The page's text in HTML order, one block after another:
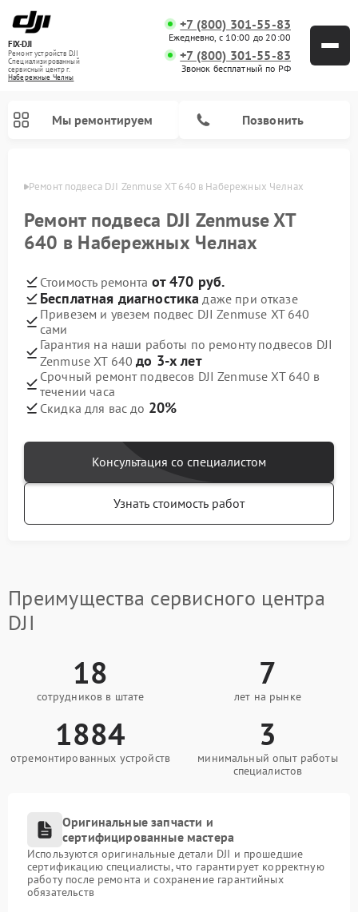
FIX-DJI
Ремонт устройств DJI
Специализированный
cервисный центр г.
Набережные Челны
+7 (800) 301-55-83
Ежедневно, с 10:00 до 20:00
+7 (800) 301-55-83
Звонок бесплатный по РФ
Мы ремонтируем Позвонить
Ремонт подвеса DJI Zenmuse XT 640 в Набережных Челнах
Ремонт подвеса DJI Zenmuse XT
640 в Набережных Челнах
Стоимость ремонта от 470 руб.
Бесплатная диагностика даже при отказе
Привезем и увезем подвес DJI Zenmuse XT 640
сами
Гарантия на наши работы по ремонту подвесов DJI
Zenmuse XT 640до 3-х лет
Срочный ремонт подвесов DJI Zenmuse XT 640 в
течении часа
Скидка для вас до 20%
Консультация со специалистом
Узнать стоимость работ
Преимущества сервисного центра
DJI
18
сотрудников в штате
7
лет на рынке
1884
отремонтированных устройств
3
минимальный опыт работы
специалистов
Оригинальные запчасти и
сертифицированные мастера
Используются оригинальные детали DJI и прошедшие
сертификацию специалисты, что гарантирует корректную
работу после ремонта и сохранение гарантийных
обязательств